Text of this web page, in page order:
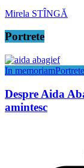
Mirela STÎNGĂ
Portrete
In memoriamPortrete
Despre Aida
amintesc